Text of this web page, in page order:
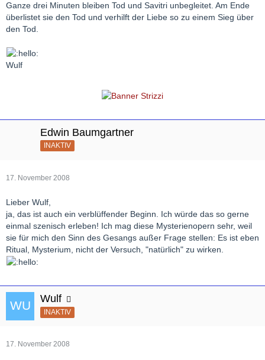
Ganze drei Minuten bleiben Tod und Savitri unbegleitet. Am Ende
überlistet sie den Tod und verhilft der Liebe so zu einem Sieg über
den Tod.
Wulf
Edwin Baumgartner
INAKTIV
17. November 2008
Lieber Wulf,
ja, das ist auch ein verblüffender Beginn. Ich würde das so gerne
einmal szenisch erleben! Ich mag diese Mysterienopern sehr, weil
sie für mich den Sinn des Gesangs außer Frage stellen: Es ist eben
Ritual, Mysterium, nicht der Versuch, "natürlich" zu wirken.
Wulf
INAKTIV
17. November 2008